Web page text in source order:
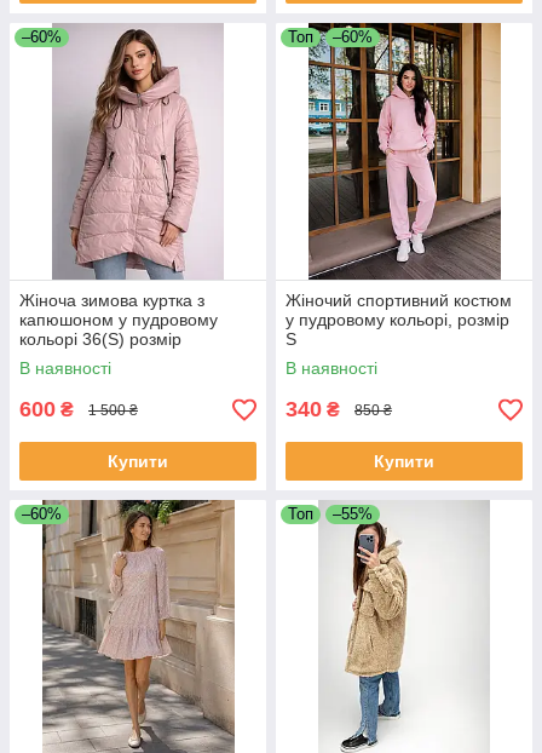
–60%
Жіноча зимова куртка з
капюшоном у пудровому
кольорі 36(S) розмір
В наявності
600 ₴ 1 500 ₴
Купити
Топ –60%
Жіночий спортивний костюм
у пудровому кольорі, розмір
S
В наявності
340 ₴ 850 ₴
Купити
–60% Топ –55%